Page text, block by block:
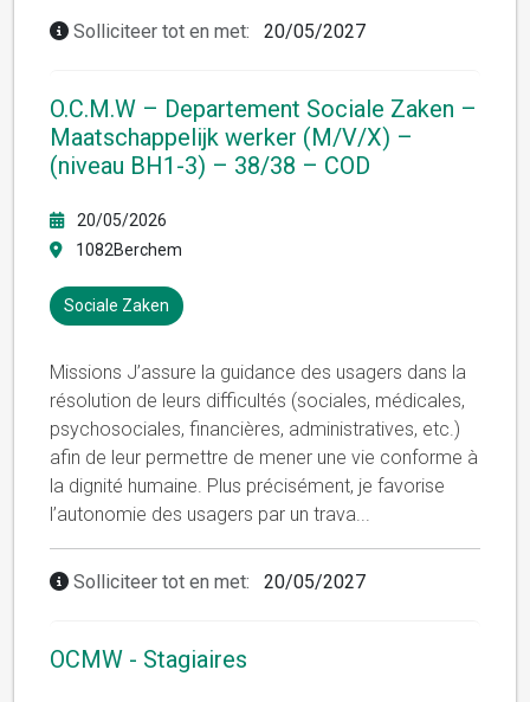
Solliciteer tot en met: 20/05/2027
O.C.M.W – Departement Sociale Zaken –
Maatschappelijk werker (M/V/X) –
(niveau BH1-3) – 38/38 – COD
20/05/2026
1082Berchem
Sociale Zaken
Missions J’assure la guidance des usagers dans la
résolution de leurs difficultés (sociales, médicales,
psychosociales, financières, administratives, etc.)
afin de leur permettre de mener une vie conforme à
la dignité humaine. Plus précisément, je favorise
l’autonomie des usagers par un trava...
Solliciteer tot en met: 20/05/2027
OCMW - Stagiaires